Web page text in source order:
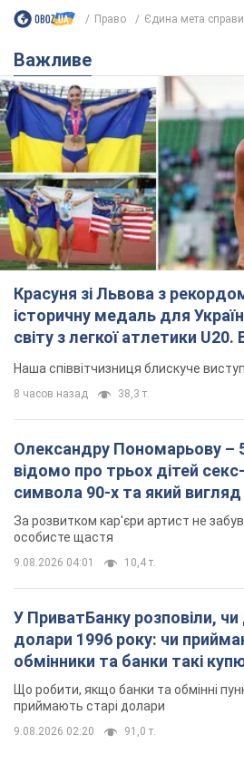
Право Єдина мета
Важливе
Красуня зі Львова з
історичну медаль для
світу з легкої атлетики U20.
Наша співвітчизниця блискуче
8 часов назад 38,3 т.
Олександру Пономарьову –
відомо про трьох дітей секс-
символа 90-х та який вигляд
мають
За розвитком кар'єри артист не
особисте щастя
9.08.2026 04:01 10,4 т.
У ПриватБанку розповіли, чи
долари 1996 року: чи
обмінники та банки такі
Що робити, якщо банки та обмінні
приймають старі долари
9.08.2026 02:20 91,0 т.